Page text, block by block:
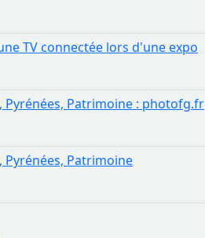
TV connectée lors d'une expo
Pyrénées, Patrimoine : photofg.fr
Pyrénées, Patrimoine